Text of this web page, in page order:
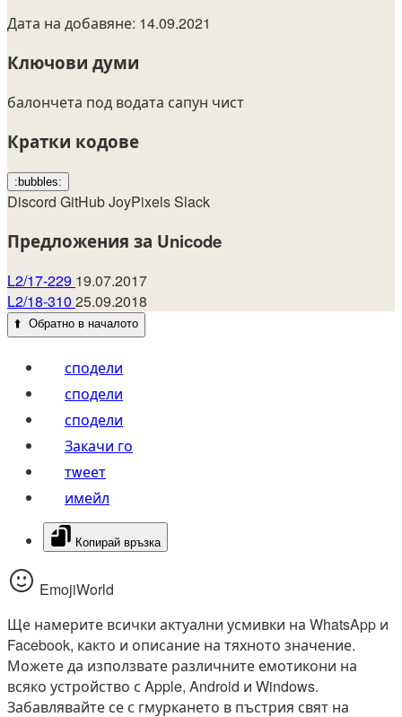
Дата на добавяне: 14.09.2021
Ключови думи
балончета под водата сапун чист
Кратки кодове
:bubbles:
Discord GitHubJoyPixelsSlack
Предложения за Unicode
L2/17-229 19.07.2017
L2/18-310 25.09.2018
⬆️ Обратно в началото
сподели
сподели
сподели
Закачи го
тwеет
имейл
Копирай връзка
EmojiWorld
Ще намерите всички актуални усмивки на WhatsApp и
Facebook, както и описание на тяхното значение.
Можете да използвате различните емотикони на
всяко устройство с Apple, Android и Windows.
Забавлявайте се с гмуркането в пъстрия свят на